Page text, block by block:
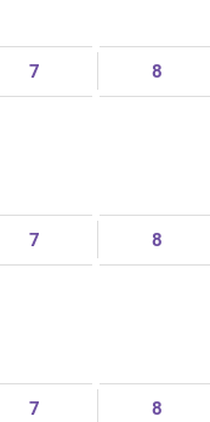
7 8
7 8
7 8